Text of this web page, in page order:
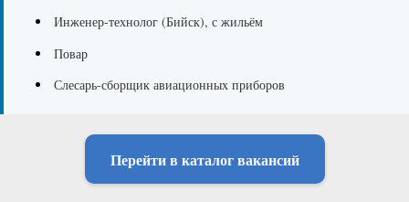
Инженер-технолог (Бийск), с жильём
Повар
Слесарь-сборщик авиационных приборов
Перейти в каталог вакансий